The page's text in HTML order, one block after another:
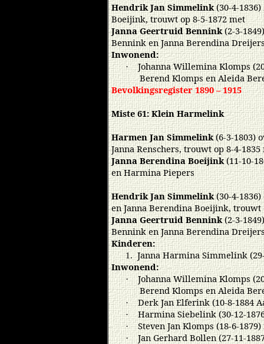
Hendrik Jan Simmelink(30-4-
Boeijink, trouwt op 8-5-1872 met
Janna Geertruid Bennink(2-3-
Bennink en Janna Berendina
Inwonend:
·
Johanna Willemina Klomps
Berend Klomps en Aleida
Bevolkingsregister 1890 – 1915
Miste 61: Klein Harmelink
Harmen Jan Simmelink(6-3-1803)
Janna Renschers, trouwt op 8-4-1835
Janna Berendina Boeijink(11-10-
en Harmina Piepers
Hendrik Jan Simmelink(30-4-
en Janna Berendina Boeijink, trouwt
Janna Geertruid Bennink(2-3-
Bennink en Janna Berendina
Kinderen:
1. Janna Harmina Simmelink
Inwonend:
·
Johanna Willemina Klomps
Berend Klomps en Aleida
· Derk Jan Elferink (10-8-1884
· Harmina Siebelink (30-12-
· Steven Jan Klomps (18-6-
·
Jan Gerhard Bollen (27-11-